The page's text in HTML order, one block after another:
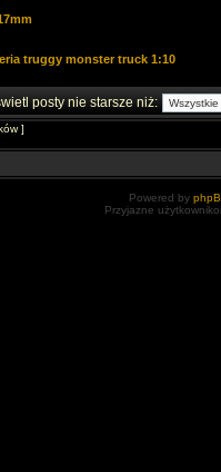
truggy monster truck 1:10
posty nie starsze niż:
]
Powered by
Przyjazne